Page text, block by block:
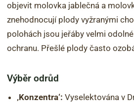
objevit molovka jablečná a
znehodnocují plody vyžranými
polohách jsou jeřáby velmi
ochranu. Přešlé plody často
Výběr odrůd
‚Konzentra‘: Vyselektována v